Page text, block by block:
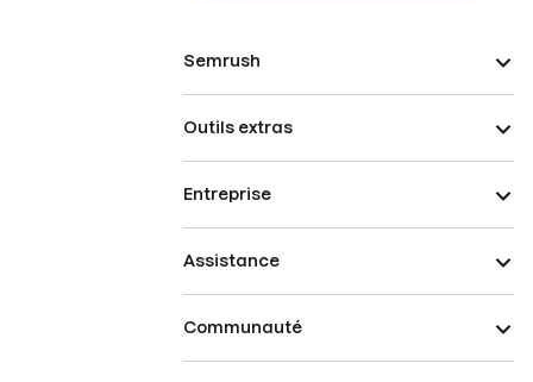
Semrush
Outils extras
Entreprise
Assistance
Communauté